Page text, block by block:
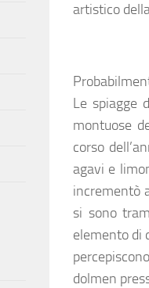
artistico
Le spiagge
montuose
corso
agavi e
incrementò
si sono
elemento di
dolmen